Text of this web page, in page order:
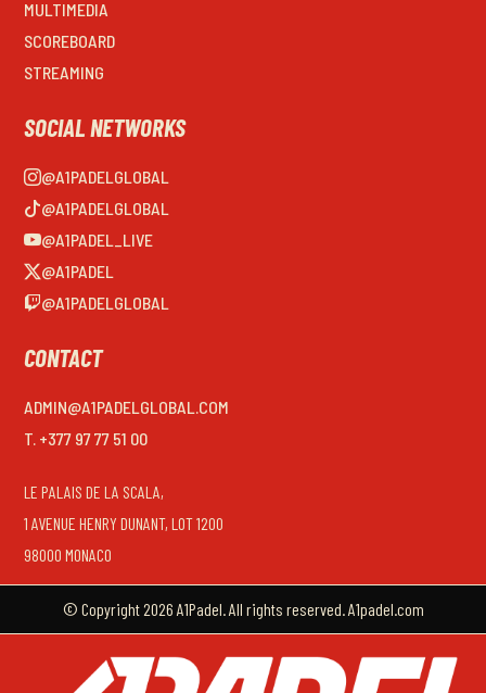
MULTIMEDIA
SCOREBOARD
STREAMING
SOCIAL NETWORKS
@A1PADELGLOBAL
@A1PADELGLOBAL
@A1PADEL_LIVE
@A1PADEL
@A1PADELGLOBAL
CONTACT
ADMIN@A1PADELGLOBAL.COM
T. +377 97 77 51 00
LE PALAIS DE LA SCALA,
1 AVENUE HENRY DUNANT, LOT 1200
98000 MONACO
© Copyright 2026 A1Padel. All rights reserved. A1padel.com